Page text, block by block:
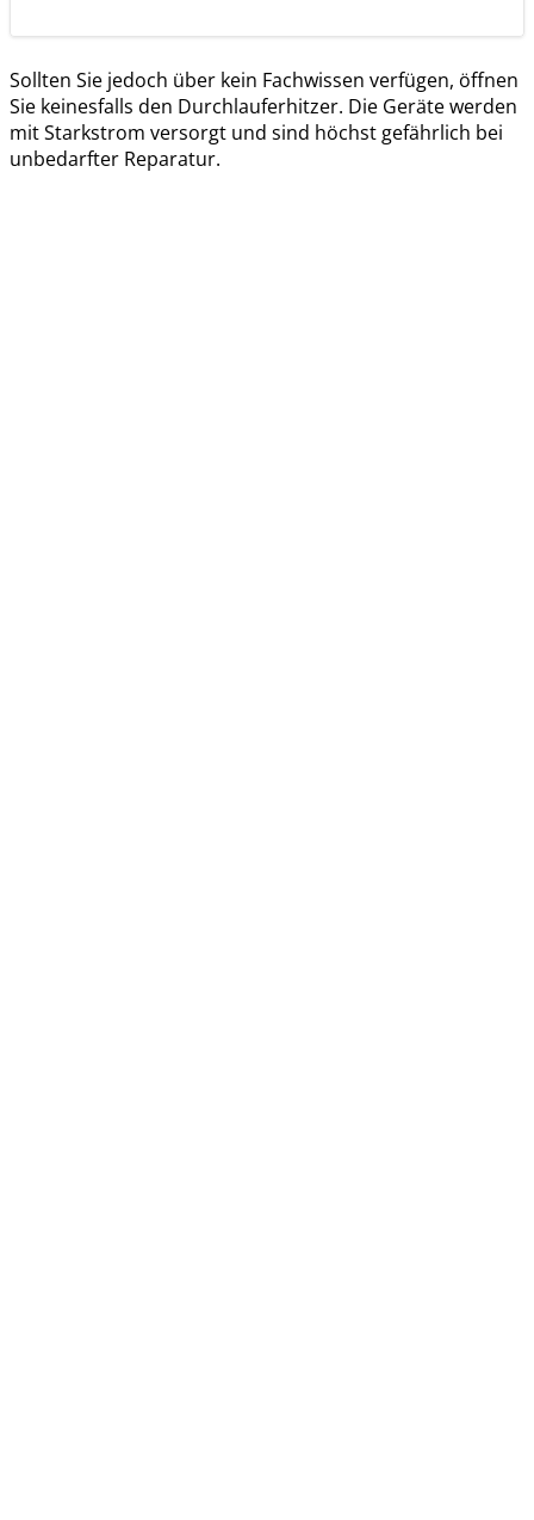
Sollten Sie jedoch über kein Fachwissen verfügen, öffnen
Sie keinesfalls den Durchlauferhitzer. Die Geräte werden
mit Starkstrom versorgt und sind höchst gefährlich bei
unbedarfter Reparatur.